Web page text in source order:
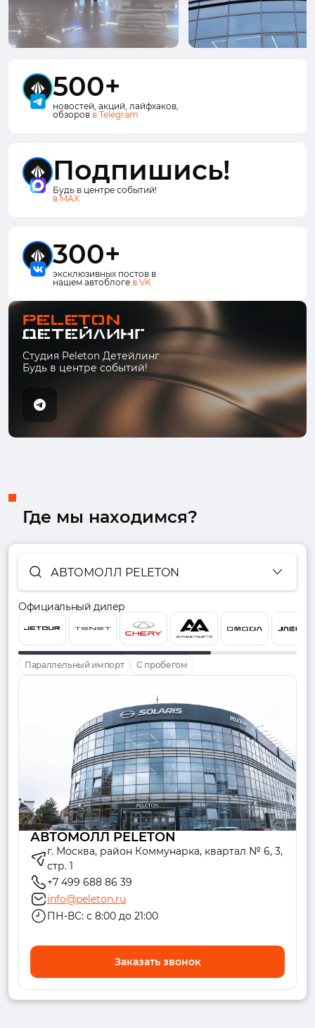
500+
новостей, акций, лайфхаков,
обзоров в Telegram
Подпишись!
Будь в центре событий!
в MAX
300+
эксклюзивных постов в
нашем автоблоге в VK
Студия Peleton Детейлинг
Будь в центре событий!
Где мы находимся?
АВТОМОЛЛ PELETON
Официальный дилер
Параллельный импорт С пробегом
АВТОМОЛЛ PELETON
г. Москва, район Коммунарка, квартал № 6, 3,
стр. 1
+7 499 688 86 39
info@peleton.ru
ПН-ВС: с 8:00 до 21:00
Заказать звонок